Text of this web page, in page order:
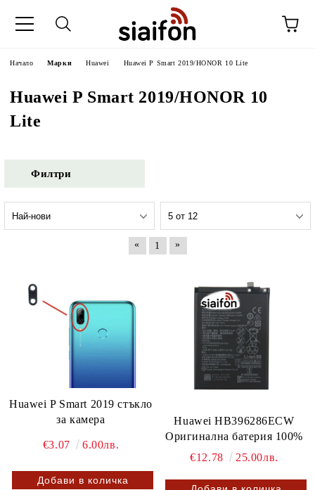
Начало Марки Huawei Huawei P Smart 2019/HONOR 10 Lite
Huawei P Smart 2019/HONOR 10
Lite
Филтри
« 1 »
Huawei P Smart 2019 стъкло
за камера
€3.07 6.00лв.
Huawei HB396286ECW
Оригинална батерия 100%
€12.78
25.00лв.